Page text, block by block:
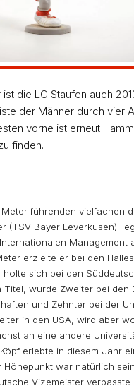
die LG Staufen auch
der Männer durch vier
vorne ist erneut
finden.
Meter führenden vielfachen
(TSV Bayer Leverkusen)
Management
erzielte er bei den
holte sich bei den
Titel, wurde Zweiter bei den
und Zehnter bei der
in den USA, wird aber
an eine andere
erlebte in diesem Jahr
Höhepunkt war natürlich
Vizemeister verpasste